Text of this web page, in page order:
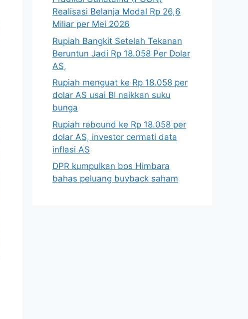
Realisasi Belanja Modal Rp 26,6
Miliar per Mei 2026
Rupiah Bangkit Setelah Tekanan
Beruntun Jadi Rp 18.058 Per Dolar
AS,
Rupiah menguat ke Rp 18.058 per
dolar AS usai BI naikkan suku
bunga
Rupiah rebound ke Rp 18.058 per
dolar AS, investor cermati data
inflasi AS
DPR kumpulkan bos Himbara
bahas peluang buyback saham